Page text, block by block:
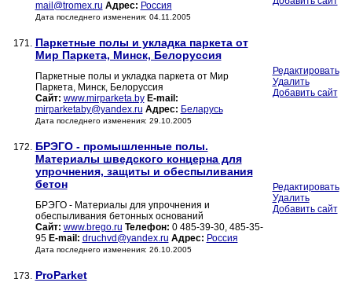
mail@tromex.ru Адрес: Россия
Дата последнего изменения: 04.11.2005
171. Паркетные полы и укладка паркета от
Мир Паркета, Минск, Белоруссия
Паркетные полы и укладка паркета от Мир
Паркета, Минск, Белоруссия
Сайт: www.mirparketa.by E-mail:
mirparketaby@yandex.ru Адрес: Беларусь
Дата последнего изменения: 29.10.2005
Редактировать
Удалить
Добавить сайт
172. БРЭГО - промышленные полы.
Материалы шведского концерна для
упрочнения, защиты и обеспыливания
бетон
БРЭГО - Материалы для упрочнения и
обеспыливания бетонных оснований
Сайт: www.brego.ru Телефон: 0 485-39-30, 485-35-
95 E-mail: druchvd@yandex.ru Адрес: Россия
Дата последнего изменения: 26.10.2005
Редактировать
Удалить
Добавить сайт
173. ProParket